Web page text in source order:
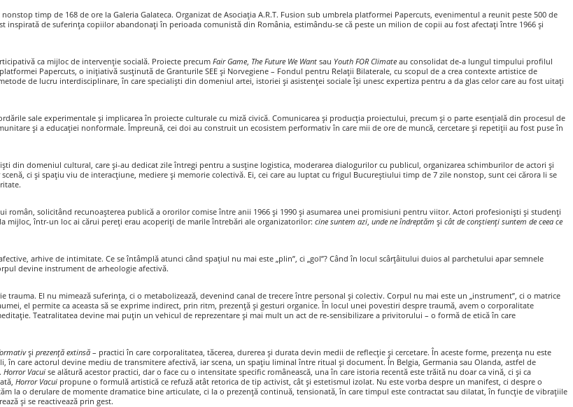
timp de 168 de ore la Galeria Galateca. Organizat de Asociația A.R.T. Fusion sub umbrela platformei Papercuts, evenimentul a reunit peste 500 de
de suferința copiilor abandonați în perioada comunistă din România, estimându-se că peste un milion de copii au fost afectați între 1966 și
ca mijloc de intervenție socială. Proiecte precum Fair Game, The Future We Want sau Youth FOR Climate au consolidat de-a lungul timpului profilul
Papercuts, o inițiativă susținută de Granturile SEE și Norvegiene – Fondul pentru Relații Bilaterale, cu scopul de a crea contexte artistice de
de lucru interdisciplinare, în care specialiști din domeniul artei, istoriei și asistenței sociale își unesc expertiza pentru a da glas celor care au fost uitați
sale experimentale și implicarea în proiecte culturale cu miză civică. Comunicarea și producția proiectului, precum și o parte esențială din procesul de
și a educației nonformale. Împreună, cei doi au construit un ecosistem performativ în care mii de ore de muncă, cercetare și repetiții au fost puse în
din domeniul cultural, care și-au dedicat zile întregi pentru a susține logistica, moderarea dialogurilor cu publicul, organizarea schimburilor de actori și
ci și spațiu viu de interacțiune, mediere și memorie colectivă. Ei, cei care au luptat cu frigul Bucureștiului timp de 7 zile nonstop, sunt cei cărora li se
român, solicitând recunoașterea publică a ororilor comise între anii 1966 și 1990 și asumarea unei promisiuni pentru viitor. Actori profesioniști și studenți
într-un loc ai cărui pereți erau acoperiți de marile întrebări ale organizatorilor: cine suntem azi, unde ne îndreptăm și cât de conștienți suntem de ceea ce
arhive de intimitate. Ce se întâmplă atunci când spațiul nu mai este „plin”, ci „gol”? Când în locul scârțâitului duios al parchetului apar semnele
devine instrument de arheologie afectivă.
El nu mimează suferința, ci o metabolizează, devenind canal de trecere între personal și colectiv. Corpul nu mai este un „instrument”, ci o matrice
el permite ca aceasta să se exprime indirect, prin ritm, prezență și gesturi organice. În locul unei povestiri despre traumă, avem o corporalitate
Teatralitatea devine mai puțin un vehicul de reprezentare și mai mult un act de re-sensibilizare a privitorului – o formă de etică în care
și prezență extinsă – practici în care corporalitatea, tăcerea, durerea și durata devin medii de reflecție și cercetare. În aceste forme, prezența nu este
în care actorul devine mediu de transmitere afectivă, iar scena, un spațiu liminal între ritual și document. În Belgia, Germania sau Olanda, astfel de
Horror Vacui se alătură acestor practici, dar o face cu o intensitate specific românească, una în care istoria recentă este trăită nu doar ca vină, ci şi ca
Horror Vacui propune o formulă artistică ce refuză atât retorica de tip activist, cât și estetismul izolat. Nu este vorba despre un manifest, ci despre o
la o derulare de momente dramatice bine articulate, ci la o prezență continuă, tensionată, în care timpul este contractat sau dilatat, în funcție de vibrațiile
și se reactivează prin gest.